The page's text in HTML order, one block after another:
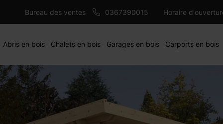
Bureau des ventes 0367390015 Horaire
Abris en bois Chalets en bois Garages en bois Carports en bois